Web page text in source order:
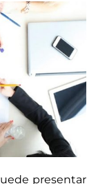
presentar